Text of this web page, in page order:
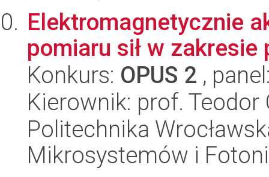
Elektromagnetycznie
pomiaru sił w zakresie
Konkurs: OPUS 2 ,
Kierownik: prof. Teodor
Politechnika
Mikrosystemów i